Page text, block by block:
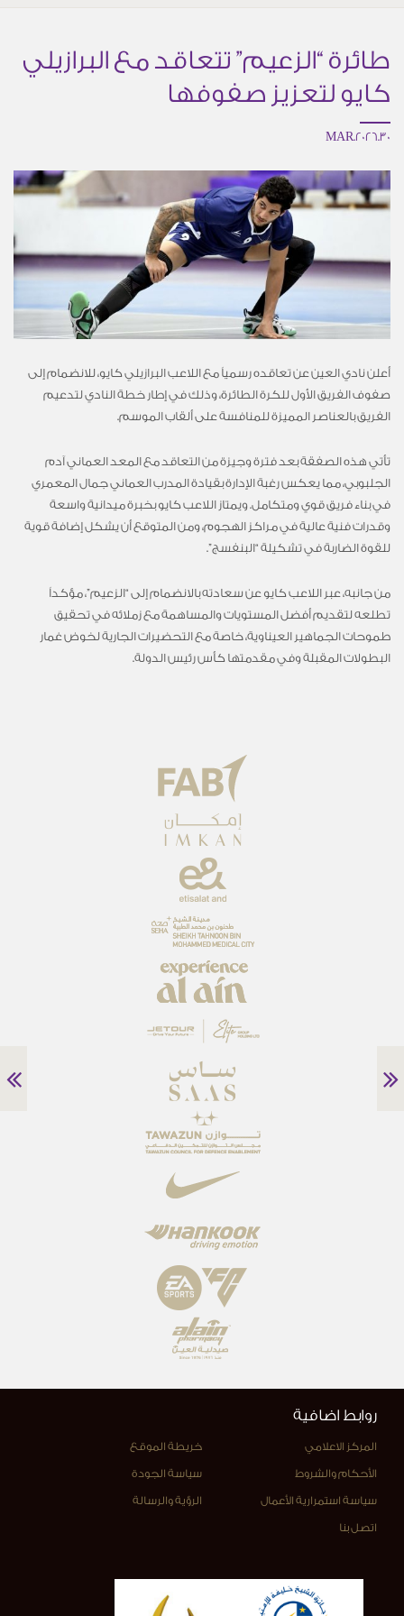
طائرة “الزعيم” تتعاقد مع البرازيلي
كايو لتعزيز صفوفها
30.MAR.2026
أعلن نادي العين عن تعاقده رسمياً مع اللاعب البرازيلي كايو، للانضمام إلى
صفوف الفريق الأول للكرة الطائرة، وذلك في إطار خطة النادي لتدعيم
الفريق بالعناصر المميزة للمنافسة على ألقاب الموسم.
تأتي هذه الصفقة بعد فترة وجيزة من التعاقد مع المعد العماني آدم
الجلبوبي، مما يعكس رغبة الإدارة بقيادة المدرب العماني جمال المعمري
في بناء فريق قوي ومتكامل. ويمتاز اللاعب كايو بخبرة ميدانية واسعة
وقدرات فنية عالية في مراكز الهجوم، ومن المتوقع أن يشكل إضافة قوية
للقوة الضاربة في تشكيلة “البنفسج”.
من جانبه، عبر اللاعب كايو عن سعادته بالانضمام إلى “الزعيم”، مؤكداً
تطلعه لتقديم أفضل المستويات والمساهمة مع زملائه في تحقيق
طموحات الجماهير العيناوية، خاصة مع التحضيرات الجارية لخوض غمار
البطولات المقبلة وفي مقدمتها كأس رئيس الدولة.
روابط اضافية
المركز الاعلامي خريطة الموقع
الأحكام والشروط سياسة الجودة
سياسة استمرارية الأعمال الرؤية والرسالة
اتصل بنا